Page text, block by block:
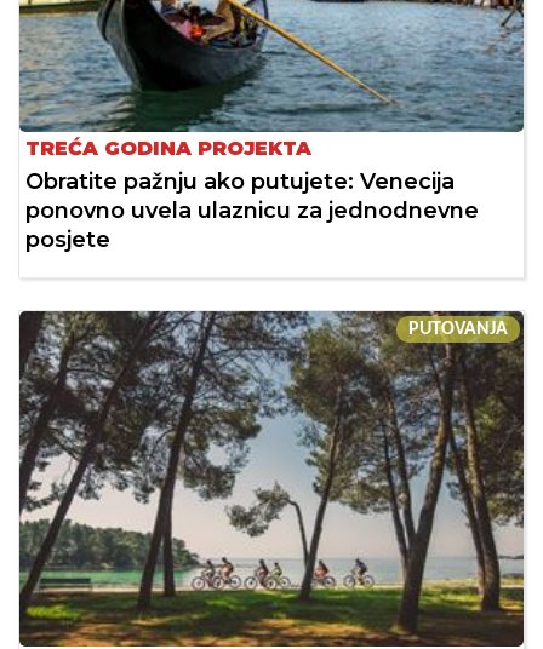
TREĆA GODINA PROJEKTA
Obratite pažnju ako putujete: Venecija
ponovno uvela ulaznicu za jednodnevne
posjete
PUTOVANJA